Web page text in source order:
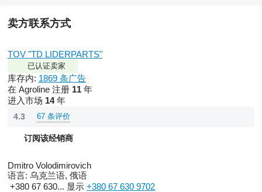
卖方联系方式
TOV "TD LIDERPARTS"
已认证卖家
库存内: 1869 条广告
在 Agroline 注册 11 年
进入市场 14年
4.3 67 条评价
订阅该经销商
Dmitro Volodimirovich
语言: 乌克兰语, 俄语
+380 67 630... 显示 +380 67 630 9702